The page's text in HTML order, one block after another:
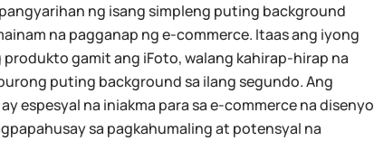
ng isang simpleng puting background
na pagganap ng e-commerce. Itaas ang iyong
produkto gamit ang iFoto, walang kahirap-hirap na
puting background sa ilang segundo. Ang
espesyal na iniakma para sa e-commerce na disenyo
sa pagkahumaling at potensyal na